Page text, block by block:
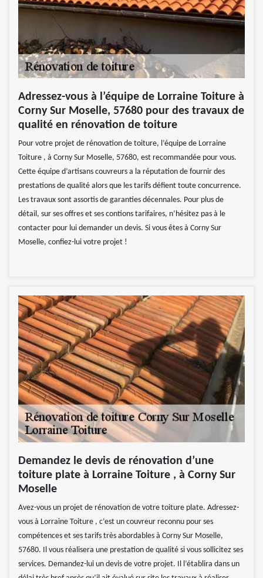
Adressez-vous à l’équipe de Lorraine Toiture à
Corny Sur Moselle, 57680 pour des travaux de
qualité en rénovation de toiture
Pour votre projet de rénovation de toiture, l’équipe de Lorraine
Toiture , à Corny Sur Moselle, 57680, est recommandée pour vous.
Cette équipe d’artisans couvreurs a la réputation de fournir des
prestations de qualité alors que les tarifs défient toute concurrence.
Les travaux sont assortis de garanties décennales. Pour plus de
détail, sur ses offres et ses contions tarifaires, n’hésitez pas à le
contacter pour lui demander un devis. Si vous êtes à Corny Sur
Moselle, confiez-lui votre projet !
Demandez le devis de rénovation d’une
toiture plate à Lorraine Toiture , à Corny Sur
Moselle
Avez-vous un projet de rénovation de votre toiture plate. Adressez-
vous à Lorraine Toiture , c’est un couvreur reconnu pour ses
compétences et ses tarifs très abordables à Corny Sur Moselle,
57680. Il vous réalisera une prestation de qualité si vous sollicitez ses
services. Demandez-lui un devis de votre projet. Il l’établira dans un